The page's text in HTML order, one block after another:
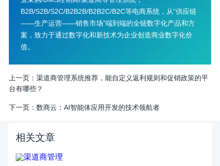
B2B/S2B/S2C/B2B2B/B2B2C/B2C等电商系统，从“供应链
——生产运营——销售市场”端到端的全链数字化产品和方
案，致力于通过数字化和新技术为企业创造商业数字化价
值。
上一页： 渠道商管理系统推荐，能自定义返利规则和促销政策的平
台有哪些？
下一页： 数商云：AI智能体应用开发的技术领航者
相关文章